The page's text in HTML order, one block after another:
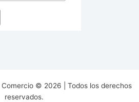
Comercio © 2026 | Todos los derechos
reservados.